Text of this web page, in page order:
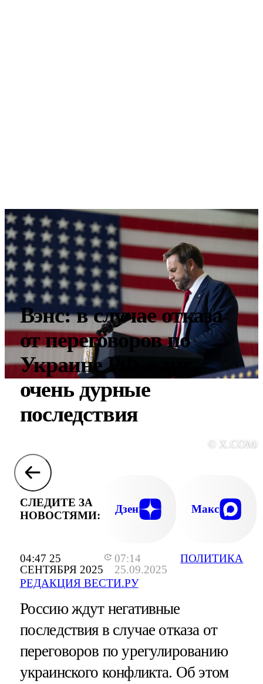
04:47 25
СЕНТЯБРЯ 2025
07:14
25.09.2025
РЕДАКЦИЯ ВЕСТИ.РУ
ПОЛИТИКА
Вэнс: в случае отказа
от переговоров по
Украине РФ ждут
очень дурные
последствия
© X.COM/
СЛЕДИТЕ ЗА
НОВОСТЯМИ:
Дзен Макс
Россию ждут негативные
последствия в случае отказа от
переговоров по урегулированию
украинского конфликта. Об этом